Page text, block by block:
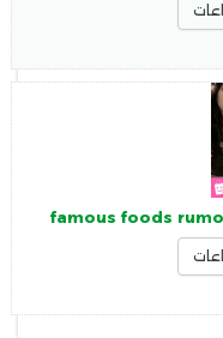
famous foods